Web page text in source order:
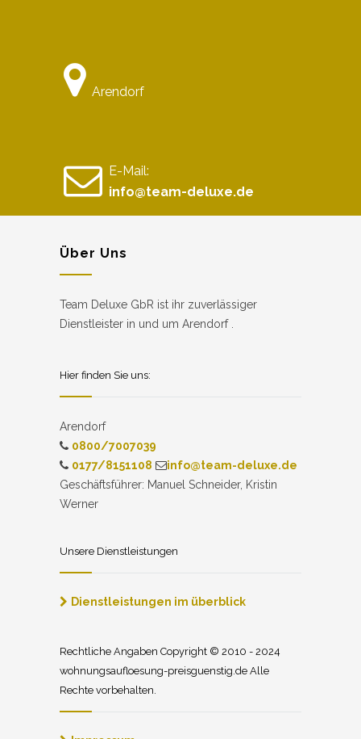
Arendorf
E-Mail:
info@team-deluxe.de
Über Uns
Team Deluxe GbR ist ihr zuverlässiger
Dienstleister in und um Arendorf .
Hier finden Sie uns:
Arendorf
0800/7007039
0177/8151108
info@team-deluxe.de
Geschäftsführer: Manuel Schneider, Kristin
Werner
Unsere Dienstleistungen
Dienstleistungen im überblick
Rechtliche Angaben Copyright © 2010 - 2024
wohnungsaufloesung-preisguenstig.de Alle
Rechte vorbehalten.